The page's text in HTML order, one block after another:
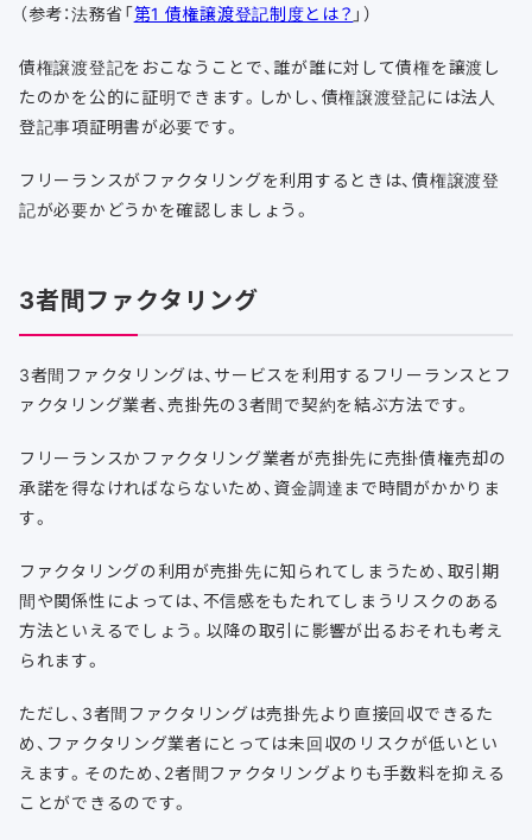
（参考：法務省「第1 債権譲渡登記制度とは？ 」）
債権譲渡登記をおこなうことで、誰が誰に対して債権を譲渡し
たのかを公的に証明できます。しかし、債権譲渡登記には法人
登記事項証明書が必要です。
フリーランスがファクタリングを利用するときは、債権譲渡登
記が必要かどうかを確認しましょう。
3者間ファクタリング
3者間ファクタリングは、サービスを利用するフリーランスとフ
ァクタリング業者、売掛先の3者間で契約を結ぶ方法です。
フリーランスかファクタリング業者が売掛先に売掛債権売却の
承諾を得なければならないため、資金調達まで時間がかかりま
す。
ファクタリングの利用が売掛先に知られてしまうため、取引期
間や関係性によっては、不信感をもたれてしまうリスクのある
方法といえるでしょう。以降の取引に影響が出るおそれも考え
られます。
ただし、3者間ファクタリングは売掛先より直接回収できるた
め、ファクタリング業者にとっては未回収のリスクが低いとい
えます。そのため、2者間ファクタリングよりも手数料を抑える
ことができるのです。